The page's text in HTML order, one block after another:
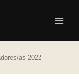
as 2022